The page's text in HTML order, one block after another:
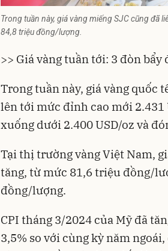
Trong tuần này, giá vàng miếng SJC cũng đã
84,8 triệu đồng/lượng.
>> Giá vàng tuần tới: 3 đòn bẩy
Trong tuần này, giá vàng quốc
lên tới mức đỉnh cao mới
xuống dưới 2.400 USD/oz và
Tại thị trường vàng Việt Nam,
tăng, từ mức 81,6 triệu đồng/
đồng/lượng.
CPI tháng 3/2024 của Mỹ đã
3,5% so với cùng kỳ năm